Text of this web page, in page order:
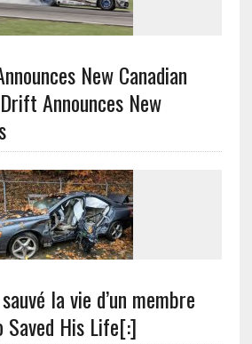
New Canadian
Announces New
la vie d’un membre
Saved His Life[:]